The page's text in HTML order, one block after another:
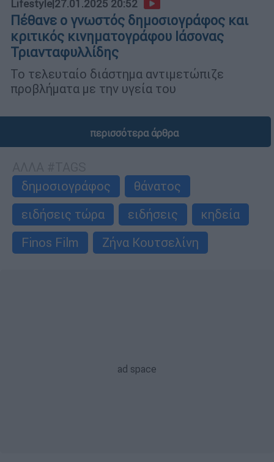
Lifestyle 27.01.2025 20:52
Πέθανε ο γνωστός δημοσιογράφος και
κριτικός κινηματογράφου Ιάσονας
Τριανταφυλλίδης
Το τελευταίο διάστημα αντιμετώπιζε
προβλήματα με την υγεία του
περισσότερα άρθρα
δημοσιογράφος
θάνατος
ειδήσεις τώρα
ειδήσεις
κηδεία
Finos Film
Ζήνα Κουτσελίνη